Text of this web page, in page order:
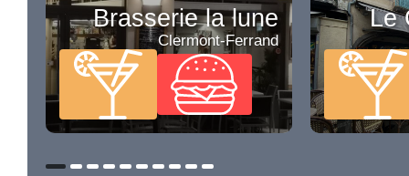
Brasserie la lune
Clermont-Ferrand
Le